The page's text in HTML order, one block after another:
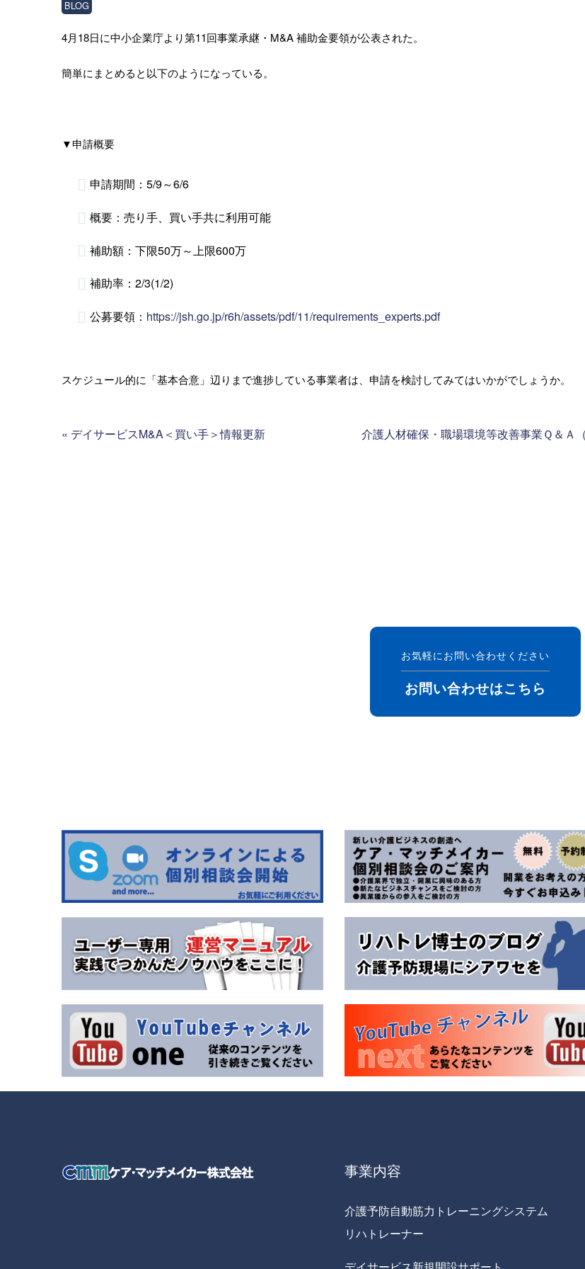
BLOG
4月18日に中小企業庁より第11回事業承継・M&A 補助金要領が公表された。
簡単にまとめると以下のようになっている。
▼申請概要
申請期間：5/9～6/6
概要：売り手、買い手共に利用可能
補助額：下限50万～上限600万
補助率：2/3(1/2)
公募要領： https://jsh.go.jp/r6h/assets/pdf/11/requirements_experts.pdf
スケジュール的に「基本合意」辺りまで進捗している事業者は、申請を検討してみてはいかがでしょうか。
« デイサービスM&A＜買い手＞情報更新
お気軽にお問い合わせください
お問い合わせはこちら
事業内容
介護予防自動筋力トレーニングシステム
リハトレーナー